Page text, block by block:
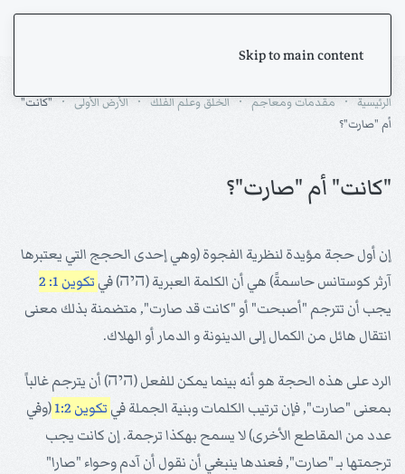
Skip to main content
الرئيسية مقدمات ومعاجم الخلق وعلم الفلك الأرض الأولى
"كانت"
أم "صارت"؟
"كانت" أم "صارت"؟
إن أول حجة مؤيدة لنظرية الفجوة (وهي إحدى الحجج التي يعتبرها
آرثر كوستانس حاسمةً) هي أن الكلمة العبرية (היה) في تكوين 1: 2
يجب أن تترجم "أصبحت" أو "كانت قد صارت", متضمنة بذلك معنى
انتقال هائل من الكمال إلى الدينونة و الدمار أو الهلاك.
الرد على هذه الحجة هو أنه بينما يمكن للفعل (היה) أن يترجم غالباً
بمعنى "صارت", فإن ترتيب الكلمات وبنية الجملة في تكوين 1:2
(وفي
عدد من المقاطع الأخرى) لا يسمح بهكذا ترجمة. إن كانت يجب
ترجمتها بـ "صارت", فعندها ينبغي أن نقول أن آدم وحواء "صارا"